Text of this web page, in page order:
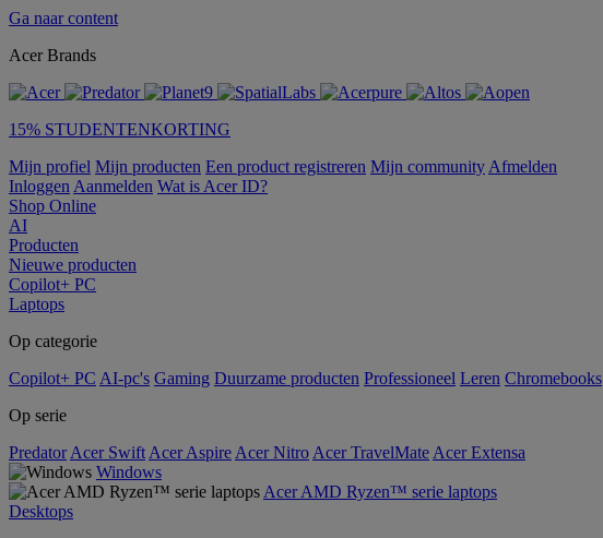
Ga naar content
Acer Brands
15% STUDENTENKORTING
Mijn profiel Mijn producten Een product registreren Mijn community Afmelden
Inloggen Aanmelden Wat is Acer ID?
Shop Online
AI
Producten
Nieuwe producten
Copilot+ PC
Laptops
Op categorie
Copilot+ PC AI-pc's Gaming Duurzame producten Professioneel Leren Chromebooks
Op serie
Predator Acer Swift Acer Aspire Acer Nitro Acer TravelMate Acer Extensa
Windows
Acer AMD Ryzen™ serie laptops
Desktops